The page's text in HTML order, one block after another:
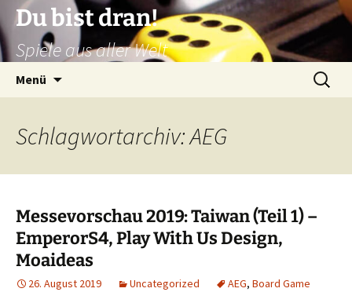
Zum
Inhalt
springen
Du bist dran!
Spiele aus aller Welt
Menü
Suchen
nach:
Schlagwortarchiv: AEG
Messevorschau 2019: Taiwan (Teil 1) –
EmperorS4, Play With Us Design,
Moaideas
26. August 2019 Uncategorized AEG, Board Game